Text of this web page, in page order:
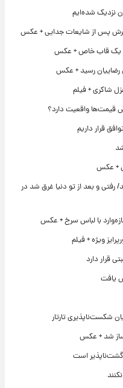
نزدیک شده‌ایم
پس از شایعات جدایی + عکس
یک قاب خاص + عکس
شاکری + فیلم
قیمت‌ها واقعیت دارد؟
قرار داریم
رفتی و بعد از تو دنیا غرق شد در
با لباس سرخ + عکس
قرار دارد
یافت
شکست‌ناپذیری تارتار
شد + عکس
است